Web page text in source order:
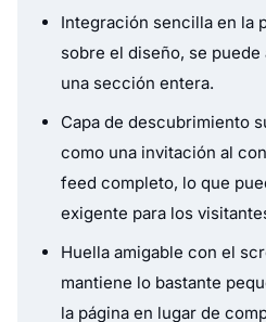
Integración sencilla en la
sobre el diseño, se
una sección entera.
Capa de descubrimiento
como una invitación al
feed completo, lo que
exigente para los
Huella amigable con el
mantiene lo bastante
la página en lugar de